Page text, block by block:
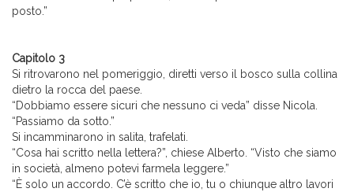
posto.”
Capitolo 3
Si ritrovarono nel pomeriggio, diretti verso il bosco sulla collina
dietro la rocca del paese.
“Dobbiamo essere sicuri che nessuno ci veda” disse Nicola.
“Passiamo da sotto.”
Si incamminarono in salita, trafelati.
“Cosa hai scritto nella lettera?”, chiese Alberto. “Visto che siamo
in società, almeno potevi farmela leggere.”
“È solo un accordo. C’è scritto che io, tu o chiunque altro lavori